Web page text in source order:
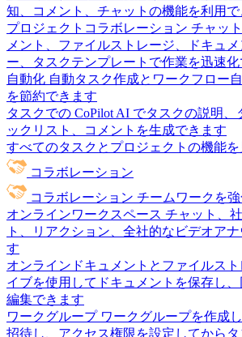
知、コメント、チャットの機能を利用で
プロジェクトコラボレーション チャッ
メント、ファイルストレージ、ドキュ
ー、タスクテンプレートで作業を迅速
自動化 自動タスク作成とワークフロー
を節約できます
タスクでの CoPilot AI でタスクの説明、
ックリスト、コメントを生成できます
すべてのタスクとプロジェクトの機能を
コラボレーション
コラボレーション チームワークを
オンラインワークスペース チャット、
ト、リアクション、全社的なビデオア
す
オンラインドキュメントとファイルスト
イブを使用してドキュメントを保存し、
編集できます
ワークグループ ワークグループを作成
招待し、アクセス権限を設定してから